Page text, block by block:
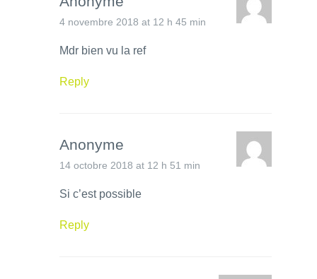
4 novembre 2018 at 12 h 45 min
Mdr bien vu la ref
Reply
Anonyme
14 octobre 2018 at 12 h 51 min
Si c’est possible
Reply